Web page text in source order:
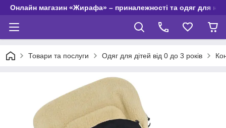
Онлайн магазин «Жирафа» – приналежності та одяг для
Товари та послуги Одяг для дітей від 0 до 3 років